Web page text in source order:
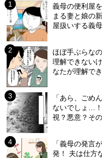
義母の便利屋
まる妻と娘の
屋扱いする義母
ほぼ手ぶらな
理解できない
なたが理解で
「あら、ごめ
ないでしょ…
視？悪意？そ
「義母の発言
発！ 夫は仕方